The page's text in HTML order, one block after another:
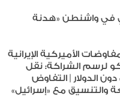
في واشنطن «هدنة
الأميركية الإيرانية
لرسم الشراكة: نقل
الدولار | التفاوض
والتنسيق مع «إسرائيل»